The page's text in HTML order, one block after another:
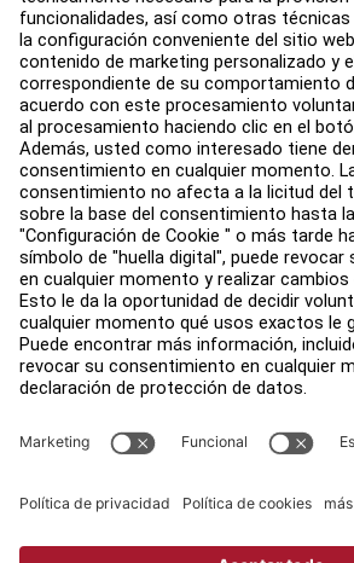
Design de gimnasio
Centro de servicios
Centro de Educación
Acerca de
Buscar un distribuidor
Encuentre una tienda
Legal
Accesibilidad
Iniciar sesión en Facility Connect